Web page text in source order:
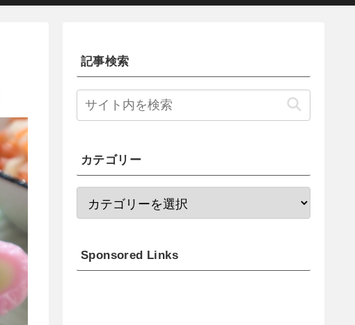
記事検索
カテゴリー
Sponsored Links